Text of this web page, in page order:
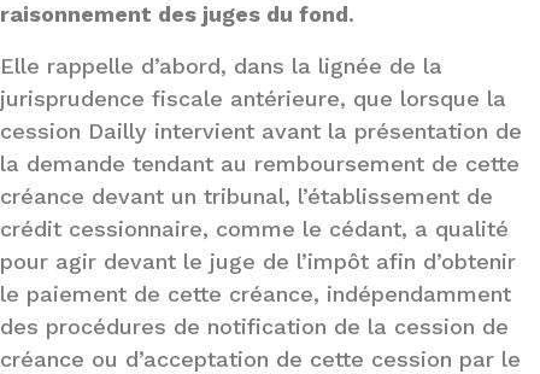
raisonnement des juges du fond.
Elle rappelle d’abord, dans la lignée de la
jurisprudence fiscale antérieure, que lorsque la
cession Dailly intervient avant la présentation de
la demande tendant au remboursement de cette
créance devant un tribunal, l’établissement de
crédit cessionnaire, comme le cédant, a qualité
pour agir devant le juge de l’impôt afin d’obtenir
le paiement de cette créance, indépendamment
des procédures de notification de la cession de
créance ou d’acceptation de cette cession par le